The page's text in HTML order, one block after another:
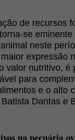
de recursos
se
neste
expressão
valor nutritivo, é
para
e o alto
Dantas e